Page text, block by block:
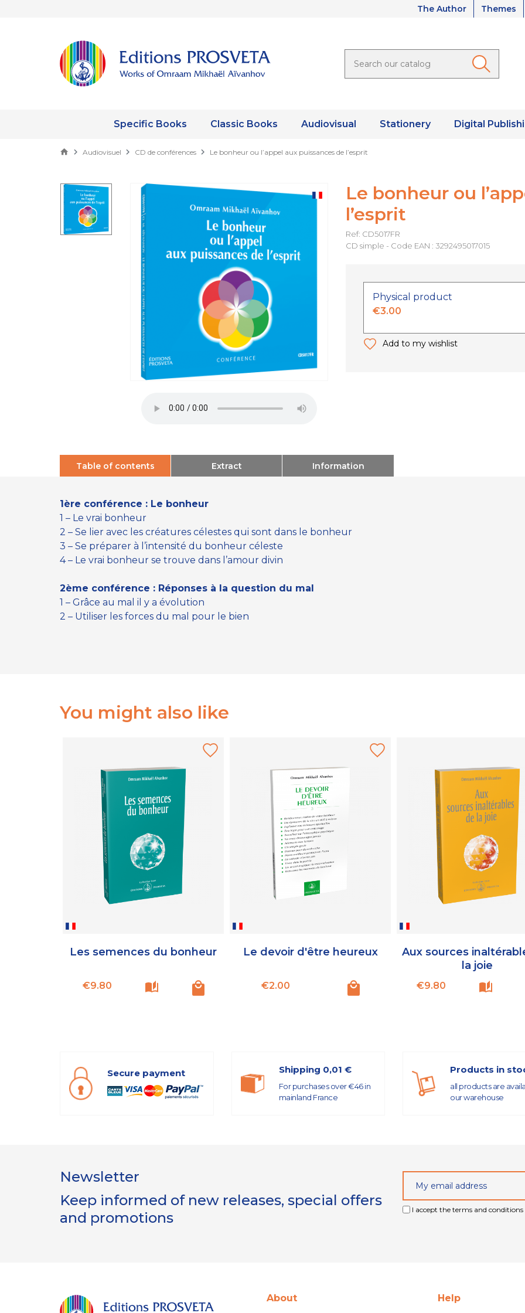
des Cookies
The Author Themes
Specific Books Classic Books Audiovisual Stationery Digital
Audiovisuel CD de conférences Le bonheur ou l’appel aux puissances de l’esprit
Le bonheur ou
l’esprit
Ref: CD5017FR
CD simple - Code EAN : 3292495017015
Physical product
€3.00
Add to my wishlist
Table of contents Extract Information
1ère conférence : Le bonheur
1 – Le vrai bonheur
2 – Se lier avec les créatures célestes qui sont dans le bonheur
3 – Se préparer à l’intensité du bonheur céleste
4 – Le vrai bonheur se trouve dans l’amour divin
2ème conférence : Réponses à la question du mal
1 – Grâce au mal il y a évolution
2 – Utiliser les forces du mal pour le bien
You might also like
Les semences du bonheur
Price
€9.80
Le devoir d'être heureux
Price
€2.00
Aux sources
la joie
Price
€9.80
Secure payment Shipping 0,01 €
For purchases over €46 in
mainland France
Products in
all products are
our warehouse
Newsletter
Keep informed of new releases, special offers
and promotions
I accept the terms and
About Help